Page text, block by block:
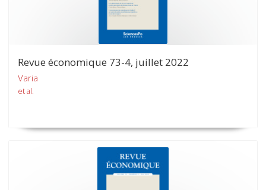
Revue économique 73-4, juillet 2022
Varia
et al.